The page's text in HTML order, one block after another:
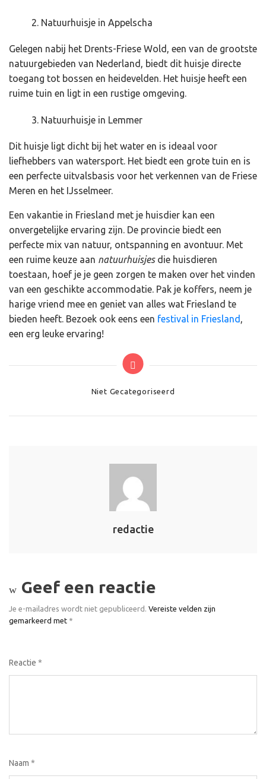
Natuurhuisje in Appelscha
Gelegen nabij het Drents-Friese Wold, een van de grootste
natuurgebieden van Nederland, biedt dit huisje directe
toegang tot bossen en heidevelden. Het huisje heeft een
ruime tuin en ligt in een rustige omgeving.
Natuurhuisje in Lemmer
Dit huisje ligt dicht bij het water en is ideaal voor
liefhebbers van watersport. Het biedt een grote tuin en is
een perfecte uitvalsbasis voor het verkennen van de Friese
Meren en het IJsselmeer.
Een vakantie in Friesland met je huisdier kan een
onvergetelijke ervaring zijn. De provincie biedt een
perfecte mix van natuur, ontspanning en avontuur. Met
een ruime keuze aan natuurhuisjesdie huisdieren
toestaan, hoef je je geen zorgen te maken over het vinden
van een geschikte accommodatie. Pak je koffers, neem je
harige vriend mee en geniet van alles wat Friesland te
bieden heeft. Bezoek ook eens een festival in Friesland
een erg leuke ervaring!
Categories
Niet Gecategoriseerd
redactie
Geef een reactie
Je e-mailadres wordt niet gepubliceerd. Vereiste velden zijn
gemarkeerd met *
Reactie *
Naam *